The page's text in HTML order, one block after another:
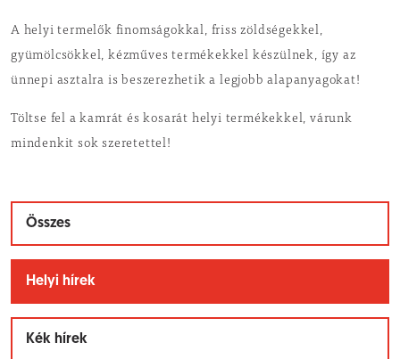
A helyi termelők finomságokkal, friss zöldségekkel,
gyümölcsökkel, kézműves termékekkel készülnek, így az
ünnepi asztalra is beszerezhetik a legjobb alapanyagokat!
Töltse fel a kamrát és kosarát helyi termékekkel, várunk
mindenkit sok szeretettel!
Összes
Helyi hírek
Kék hírek